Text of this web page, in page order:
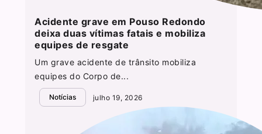
Acidente grave em Pouso Redondo
deixa duas vítimas fatais e mobiliza
equipes de resgate
Um grave acidente de trânsito mobiliza
equipes do Corpo de...
Notícias julho 19, 2026